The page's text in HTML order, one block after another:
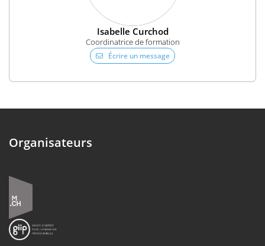
Isabelle Curchod
Coordinatrice de formation
Écrire un message
Organisateurs